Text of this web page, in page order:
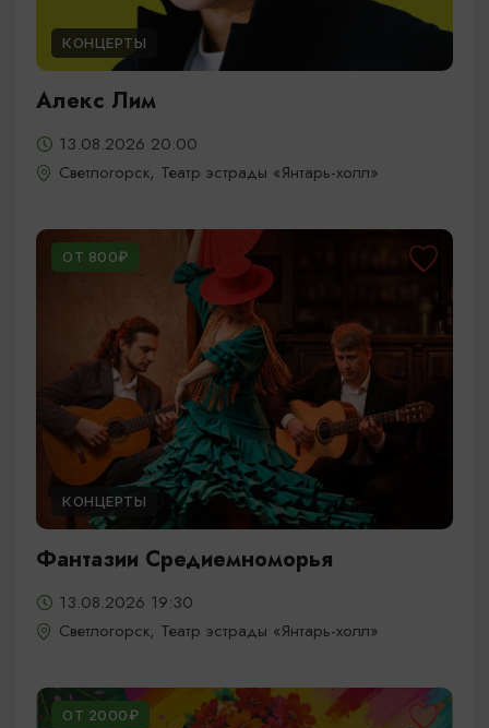
КОНЦЕРТЫ
Алекс Лим
13.08.2026 20:00
Светлогорск, Театр эстрады «Янтарь-холл»
ОТ 800₽
КОНЦЕРТЫ
Фантазии Средиемноморья
13.08.2026 19:30
Светлогорск, Театр эстрады «Янтарь-холл»
ОТ 2000₽